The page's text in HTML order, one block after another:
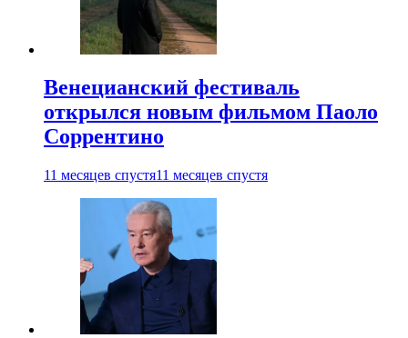
Венецианский фестиваль
открылся новым фильмом Паоло
Соррентино
11 месяцев спустя11 месяцев спустя